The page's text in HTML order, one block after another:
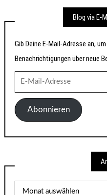
Blog via E-
Gib Deine E-Mail-Adresse an,
Benachrichtigungen über neue
Mail-
AdresseAbonnieren